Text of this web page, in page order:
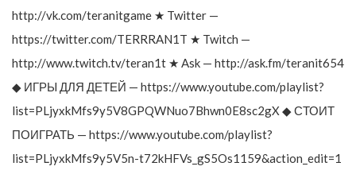
http://vk.com/teranitgame ★ Twitter —
https://twitter.com/TERRRAN1T ★ Twitch —
http://www.twitch.tv/teran1t ★ Ask — http://ask.fm/teranit654
◆ ИГРЫ ДЛЯ ДЕТЕЙ — https://www.youtube.com/playlist?
list=PLjyxkMfs9y5V8GPQWNuo7Bhwn0E8sc2gX ◆ СТОИТ
ПОИГРАТЬ — https://www.youtube.com/playlist?
list=PLjyxkMfs9y5V5n-t72kHFVs_gS5Os1159&action_edit=1